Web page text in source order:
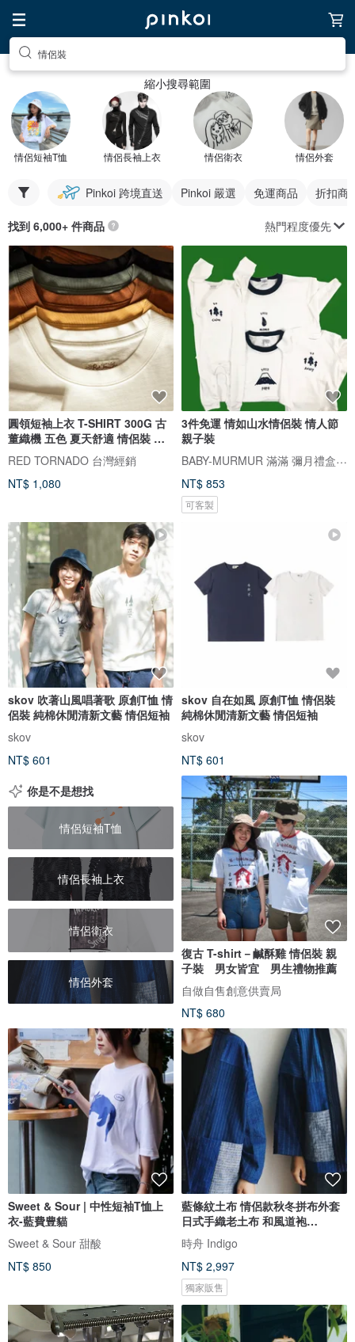
情侶裝
縮小搜尋範圍
情侶短袖T恤 情侶長袖上衣 情侶衛衣 情侶外套
Pinkoi 跨境直送 Pinkoi 嚴選 免運商品 折扣商
找到 6,000+ 件商品 熱門程度優先
圓領短袖上衣 T-SHIRT 300G 古
董織機 五色 夏天舒適 情侶裝 男
女
RED TORNADO 台灣經銷
NT$ 1,080
3件免運 情如山水情侶裝 情人節
親子裝
BABY-MURMUR 滿滿 彌月禮盒 親子裝
NT$ 853
可客製
skov 吹著山風唱著歌 原創T恤 情
侶裝 純棉休閒清新文藝 情侶短袖
skov
NT$ 601
skov 自在如風 原創T恤 情侶裝
純棉休閒清新文藝 情侶短袖
skov
NT$ 601
你是不是想找
情侶短袖T恤
情侶長袖上衣
情侶衛衣
情侶外套
復古 T-shirt－鹹酥雞 情侶裝 親
子裝 男女皆宜 男生禮物推薦
自做自售創意供賣局
NT$ 680
Sweet & Sour | 中性短袖T恤上
衣-藍費豊貓
Sweet & Sour 甜酸
NT$ 850
藍條紋土布 情侶款秋冬拼布外套
日式手織老土布 和風道袍
Kimono
時舟 Indigo
NT$ 2,997
獨家販售